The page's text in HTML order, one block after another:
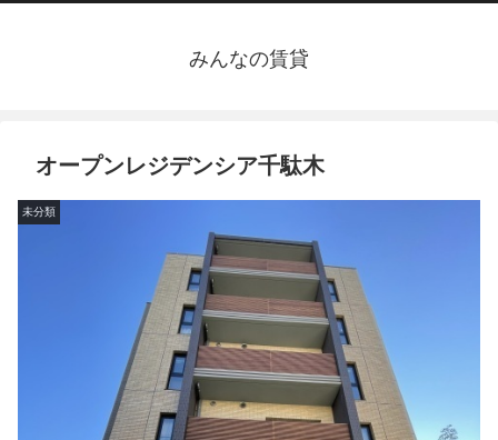
みんなの賃貸
オープンレジデンシア千駄木
未分類